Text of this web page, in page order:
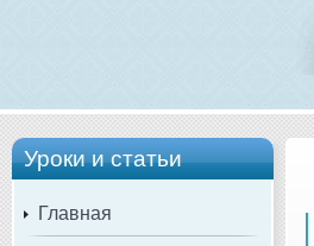
Уроки и статьи
Главная